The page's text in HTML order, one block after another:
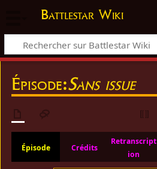
Battlestar Wiki
Épisode:Sans issue
Épisode Crédits
Retranscript
ion